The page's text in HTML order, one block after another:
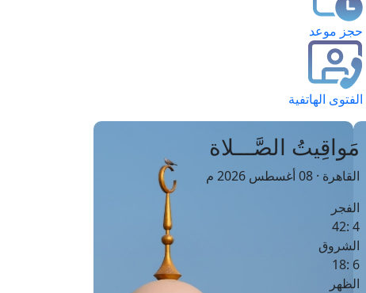
حجز موعد
الفتوى الهاتفية
مَواقِيتُ الصَّـــلاة
القاهرة · 08 أغسطس 2026 م
الفجر
4 :42
الشروق
6 :18
الظهر